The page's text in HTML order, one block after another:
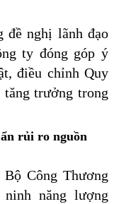
đề nghị lãnh đạo
ty đóng góp ý
điều chỉnh Quy
trưởng trong
rủi ro nguồn
Công Thương
năng lượng